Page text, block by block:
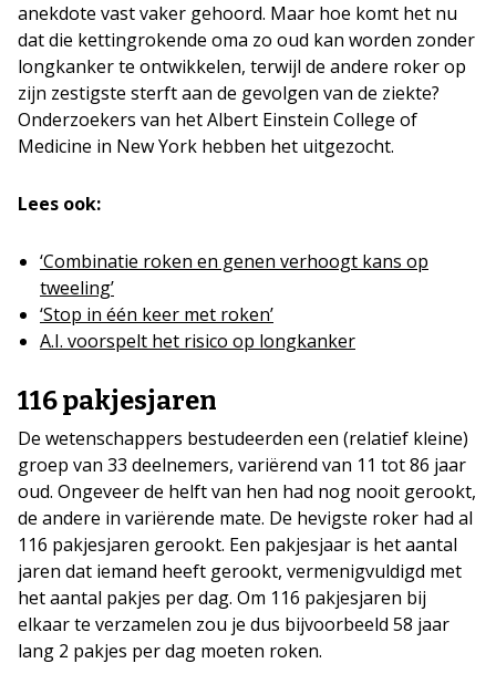
anekdote vast vaker gehoord. Maar hoe komt het nu
dat die kettingrokende oma zo oud kan worden zonder
longkanker te ontwikkelen, terwijl de andere roker op
zijn zestigste sterft aan de gevolgen van de ziekte?
Onderzoekers van het Albert Einstein College of
Medicine in New York hebben het uitgezocht.
Lees ook:
‘Combinatie roken en genen verhoogt kans op
tweeling’
‘Stop in één keer met roken’
A.I. voorspelt het risico op longkanker
116 pakjesjaren
De wetenschappers bestudeerden een (relatief kleine)
groep van 33 deelnemers, variërend van 11 tot 86 jaar
oud. Ongeveer de helft van hen had nog nooit gerookt,
de andere in variërende mate. De hevigste roker had al
116 pakjesjaren gerookt. Een pakjesjaar is het aantal
jaren dat iemand heeft gerookt, vermenigvuldigd met
het aantal pakjes per dag. Om 116 pakjesjaren bij
elkaar te verzamelen zou je dus bijvoorbeeld 58 jaar
lang 2 pakjes per dag moeten roken.